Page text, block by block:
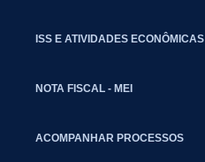
ISS E ATIVIDADES ECONÔMICAS
NOTA FISCAL - MEI
ACOMPANHAR PROCESSOS